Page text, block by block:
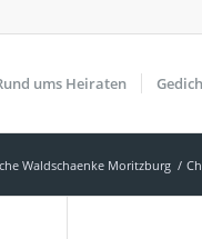
ums Heiraten
Waldschaenke Moritzburg /